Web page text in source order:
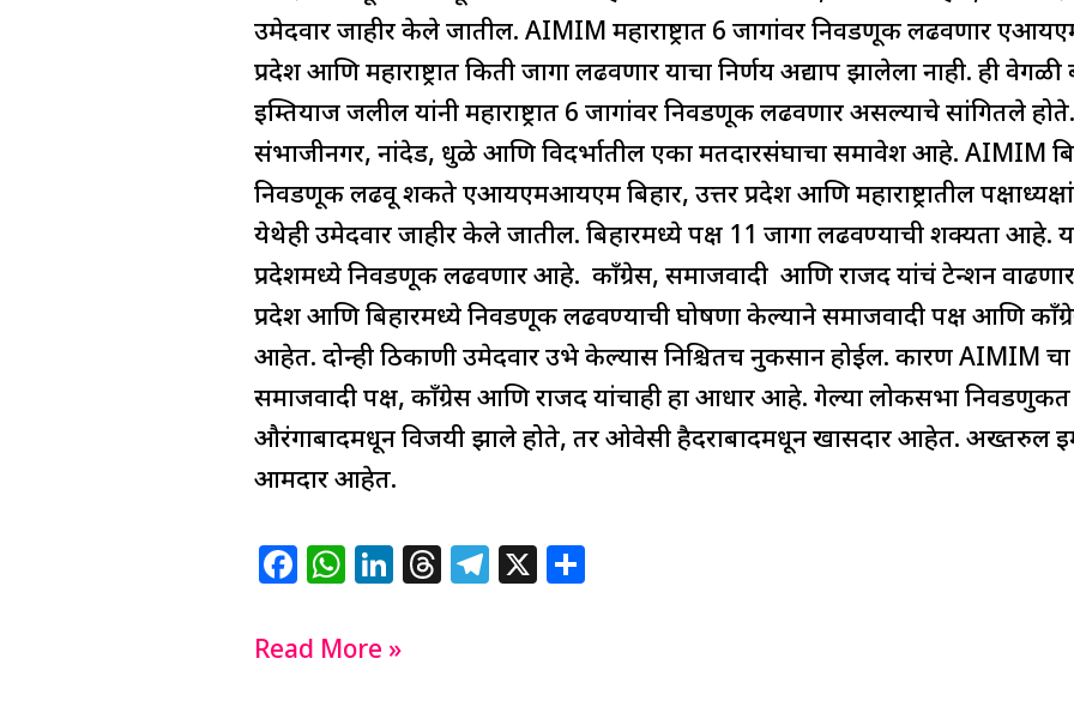
उमेदवार जाहीर केले जातील. AIMIM महाराष्ट्रात 6 जागांवर निवडणूक लढवणार
प्रदेश आणि महाराष्ट्रात किती जागा लढवणार याचा निर्णय अद्याप झालेला नाही. ही
इम्तियाज जलील यांनी महाराष्ट्रात 6 जागांवर निवडणूक लढवणार असल्याचे सांगितले
संभाजीनगर, नांदेड, धुळे आणि विदर्भातील एका मतदारसंघाचा समावेश आहे. AIMIM
निवडणूक लढवू शकते एआयएमआयएम बिहार, उत्तर प्रदेश आणि महाराष्ट्रातील
येथेही उमेदवार जाहीर केले जातील. बिहारमध्ये पक्ष 11 जागा लढवण्याची शक्यता आहे.
प्रदेशमध्ये निवडणूक लढवणार आहे. काँग्रेस, समाजवादी आणि राजद यांचं टेन्शन
प्रदेश आणि बिहारमध्ये निवडणूक लढवण्याची घोषणा केल्याने समाजवादी पक्ष आणि
आहेत. दोन्ही ठिकाणी उमेदवार उभे केल्यास निश्चितच नुकसान होईल. कारण AIMIM
समाजवादी पक्ष, काँग्रेस आणि राजद यांचाही हा आधार आहे. गेल्या लोकसभा
औरंगाबादमधून विजयी झाले होते, तर ओवेसी हैदराबादमधून खासदार आहेत. अख्तरुल
आमदार आहेत.
F
c
W
at
Li
k
T T X
Read More »